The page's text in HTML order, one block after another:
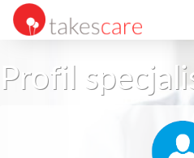
Profil